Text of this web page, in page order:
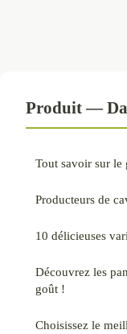
Produit —
Tout savoir sur le
Producteurs de
10 délicieuses
Découvrez les
goût !
Choisissez le